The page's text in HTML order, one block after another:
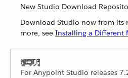
New Studio Download
Download Studio now from its
more, see Installing a Different
For Anypoint Studio releases